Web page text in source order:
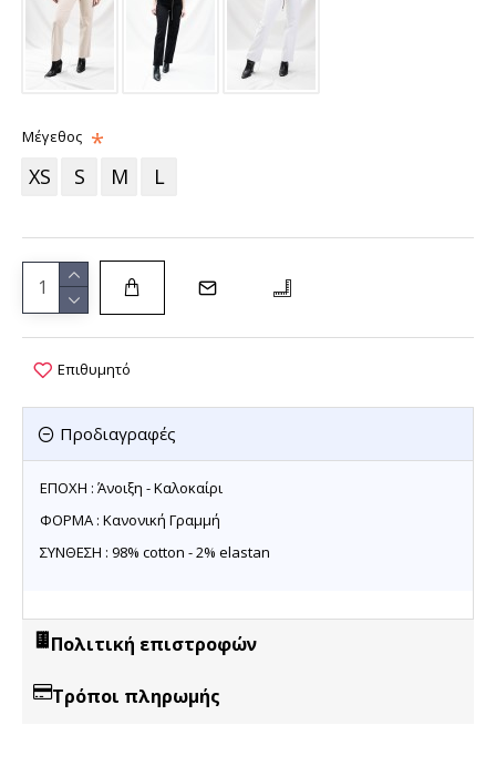
Μέγεθος
XS S M L
Επιθυμητό
Πολιτική επιστροφών
Τρόποι πληρωμής
Προδιαγραφές
ΕΠΟΧΗ : Άνοιξη - Καλοκαίρι
ΦΟΡΜΑ : Κανονική Γραμμή
ΣΥΝΘΕΣΗ : 98% cotton - 2% elastan